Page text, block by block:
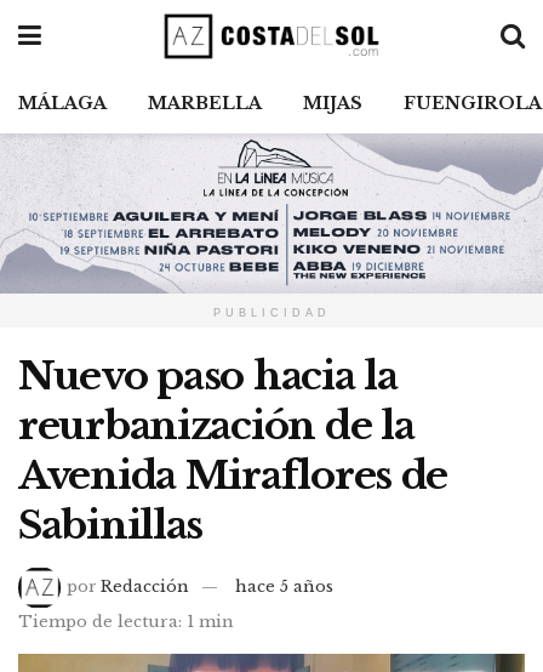
MÁLAGA MARBELLA MIJAS FUENGIROLA
PUBLICIDAD
Nuevo paso hacia la
reurbanización de la
Avenida Miraflores de
Sabinillas
por Redacción
hace 5 años
Tiempo de lectura: 1 min